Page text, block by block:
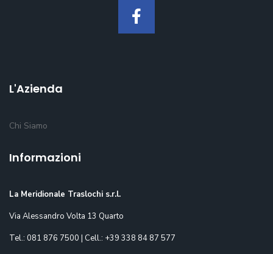
L'Azienda
Chi Siamo
Informazioni
La Meridionale Traslochi s.r.l.
Via Alessandro Volta 13 Quarto
Tel.: 081 876 7500 | Cell.: +39 338 84 87 577